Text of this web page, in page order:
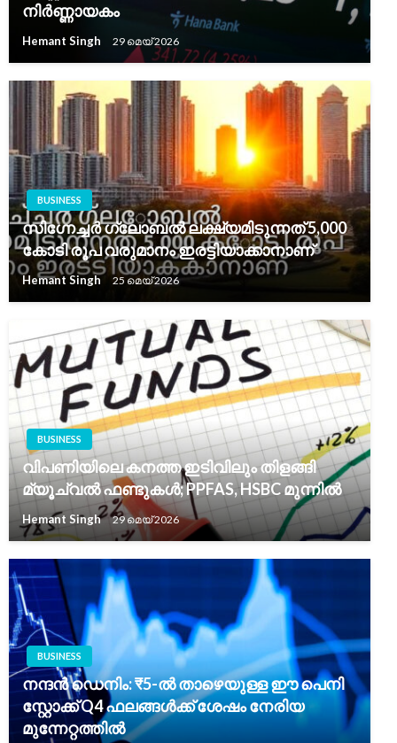
നിർണ്ണായകം
Hemant Singh 29 മെയ്‌ 2026
BUSINESS
സിഗ്നേച്ചർ ഗ്ലോബൽ ലക്ഷ്യമിടുന്നത് 5,000
കോടി രൂപ വരുമാനം ഇരട്ടിയാക്കാനാണ്
Hemant Singh 25 മെയ്‌ 2026
BUSINESS
വിപണിയിലെ കനത്ത ഇടിവിലും തിളങ്ങി
മ്യൂച്വൽ ഫണ്ടുകൾ; PPFAS, HSBC മുന്നിൽ
Hemant Singh 29 മെയ്‌ 2026
BUSINESS
നന്ദൻ ഡെനിം: ₹5-ൽ താഴെയുള്ള ഈ പെനി
സ്റ്റോക്ക് Q4 ഫലങ്ങൾക്ക് ശേഷം നേരിയ
മുന്നേറ്റത്തിൽ